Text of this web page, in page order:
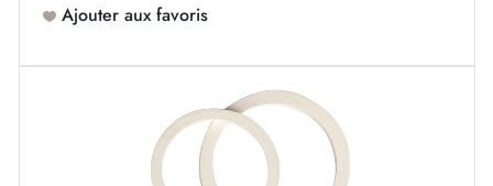
Ajouter aux favoris